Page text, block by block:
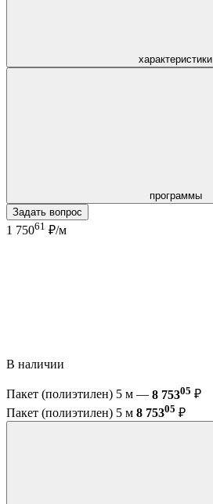
характеристики
программы
Задать вопрос
1 75061 ₽/м
В наличии
Пакет (полиэтилен) 5 м — 8 75305 ₽
Пакет (полиэтилен) 5 м 8 75305 ₽